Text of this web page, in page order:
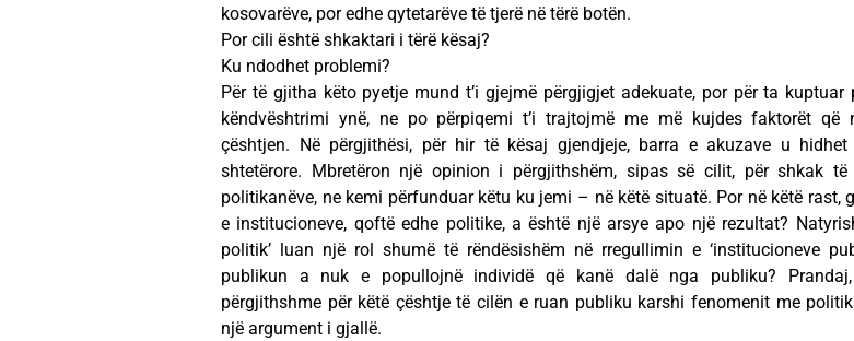
kosovarëve, por edhe qytetarëve të tjerë në tërë botën.
Por cili është shkaktari i tërë kësaj?
Ku ndodhet problemi?
Për të gjitha këto pyetje mund t’i gjejmë përgjigjet adekuate, por për ta kuptuar
këndvështrimi ynë, ne po përpiqemi t’i trajtojmë me më kujdes faktorët që
çështjen. Në përgjithësi, për hir të kësaj gjendjeje, barra e akuzave u hidhet
shtetërore. Mbretëron një opinion i përgjithshëm, sipas së cilit, për shkak të
politikanëve, ne kemi përfunduar këtu ku jemi – në këtë situatë. Por në këtë rast,
e institucioneve, qoftë edhe politike, a është një arsye apo një rezultat?
politik’ luan një rol shumë të rëndësishëm në rregullimin e ‘institucioneve
publikun a nuk e popullojnë individë që kanë dalë nga publiku?
përgjithshme për këtë çështje të cilën e ruan publiku karshi fenomenit me
një argument i gjallë.